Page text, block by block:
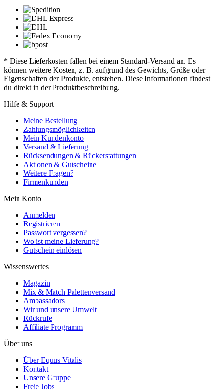
* Diese Lieferkosten fallen bei einem Standard-Versand an. Es
können weitere Kosten, z. B. aufgrund des Gewichts, Größe oder
Eigenschaften der Produkte, entstehen. Diese Informationen findest
du direkt in der Produktbeschreibung.
Hilfe & Support
Meine Bestellung
Zahlungsmöglichkeiten
Mein Kundenkonto
Versand & Lieferung
Rücksendungen & Rückerstattungen
Aktionen & Gutscheine
Weitere Fragen?
Firmenkunden
Mein Konto
Anmelden
Registrieren
Passwort vergessen?
Wo ist meine Lieferung?
Gutschein einlösen
Wissenswertes
Magazin
Mix & Match Palettenversand
Ambassadors
Wir und unsere Umwelt
Rückrufe
Affiliate Programm
Über uns
Über Equus Vitalis
Kontakt
Unsere Gruppe
Freie Jobs